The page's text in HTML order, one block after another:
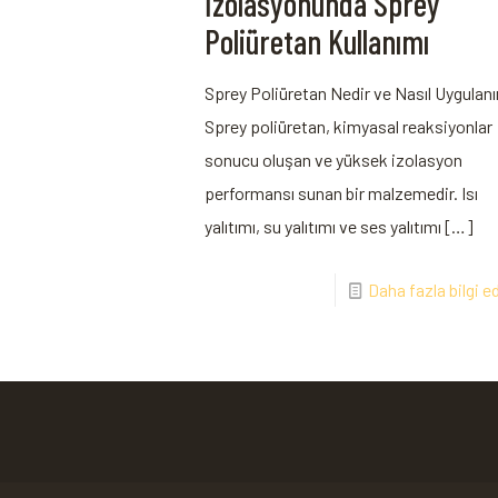
Poliüretan Kullanımı
Sprey Poliüretan Nedir ve Nasıl
Sprey poliüretan, kimyasal reaksiyonlar
sonucu oluşan ve yüksek izolasyon
performansı sunan bir malzemedir. Isı
yalıtımı, su yalıtımı ve ses yalıtımı […]
Daha fazla bilgi